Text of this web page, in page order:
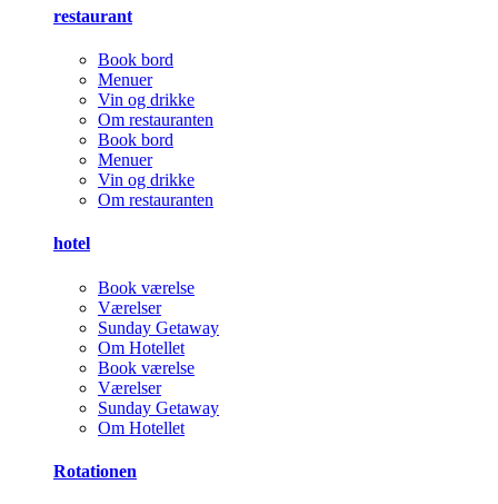
restaurant
Book bord
Menuer
Vin og drikke
Om restauranten
Book bord
Menuer
Vin og drikke
Om restauranten
hotel
Book værelse
Værelser
Sunday Getaway
Om Hotellet
Book værelse
Værelser
Sunday Getaway
Om Hotellet
Rotationen